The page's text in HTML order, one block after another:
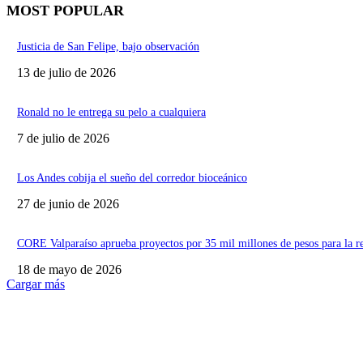
MOST POPULAR
Justicia de San Felipe, bajo observación
13 de julio de 2026
Ronald no le entrega su pelo a cualquiera
7 de julio de 2026
Los Andes cobija el sueño del corredor bioceánico
27 de junio de 2026
CORE Valparaíso aprueba proyectos por 35 mil millones de pesos para la
18 de mayo de 2026
Cargar más